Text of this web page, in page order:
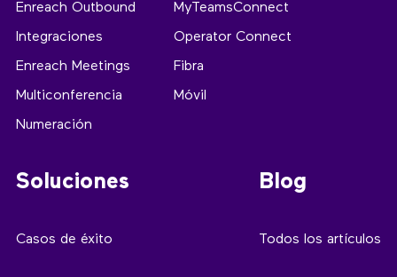
Enreach Outbound
Integraciones
Enreach Meetings
Multiconferencia
Numeración
MyTeamsConnect
Operator Connect
Fibra
Móvil
Soluciones
Casos de éxito
Blog
Todos los artículos